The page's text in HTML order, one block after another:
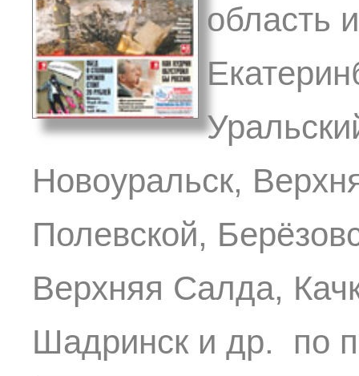
область
Новоуральск,
Полевской,
Верхняя Салда,
Шадринск и др. по